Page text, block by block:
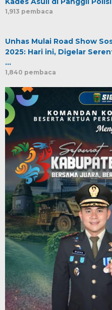
1,913 pembaca
Unhas Mulai Road Show
2025: Hari ini, Digelar
…
1,840 pembaca